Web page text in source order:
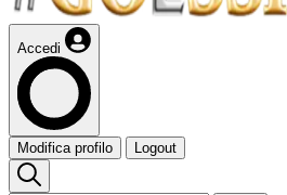
Accedi
Modifica profilo Logout